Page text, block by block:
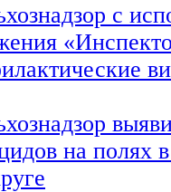
с
на полях